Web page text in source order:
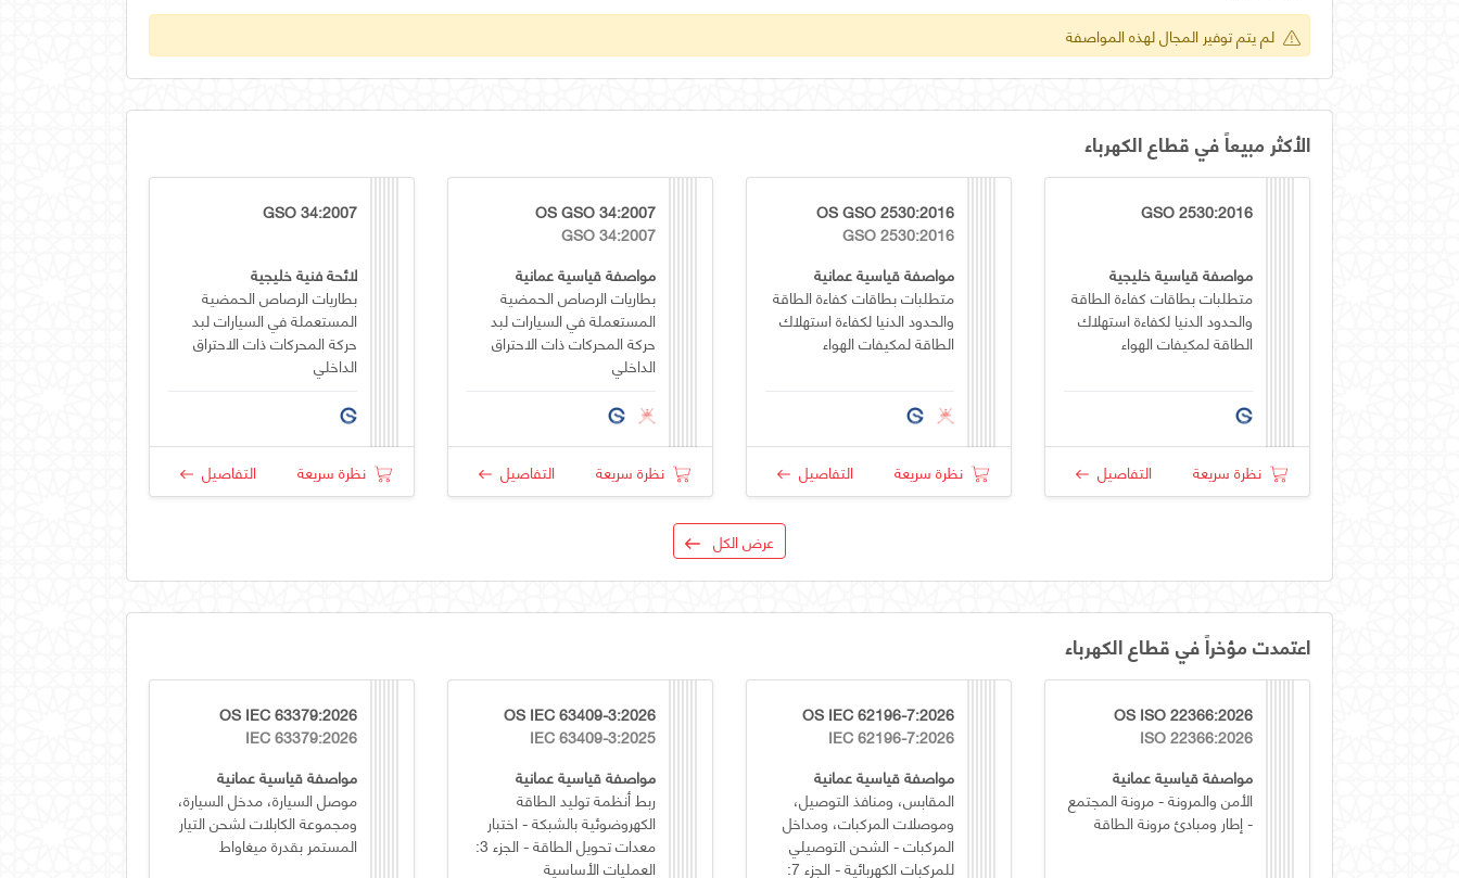
لم يتم توفير المجال لهذه المواصفة
الأكثر مبيعاً في قطاع الكهرباء
GSO 2530:2016
مواصفة قياسية خليجية
متطلبات بطاقات كفاءة الطاقة
والحدود الدنيا لكفاءة استهلاك
الطاقة لمكيفات الهواء
نظرة سريعة التفاصيل
OS GSO 2530:2016
GSO 2530:2016
مواصفة قياسية عمانية
متطلبات بطاقات كفاءة الطاقة
والحدود الدنيا لكفاءة استهلاك
الطاقة لمكيفات الهواء
نظرة سريعة التفاصيل
OS GSO 34:2007
GSO 34:2007
مواصفة قياسية عمانية
بطاريات الرصاص الحمضية
المستعملة في السيارات لبد
حركة المحركات ذات الاحتراق
الداخلي
نظرة سريعة التفاصيل
GSO 34:2007
لائحة فنية خليجية
بطاريات الرصاص الحمضية
المستعملة في السيارات لبد
حركة المحركات ذات الاحتراق
الداخلي
نظرة سريعة التفاصيل
عرض الكل
اعتمدت مؤخراً في قطاع الكهرباء
OS ISO 22366:2026
ISO 22366:2026
مواصفة قياسية عمانية
الأمن والمرونة - مرونة المجتمع
- إطار ومبادئ مرونة الطاقة
OS IEC 62196-7:2026
IEC 62196-7:2026
مواصفة قياسية عمانية
المقابس، ومنافذ التوصيل،
وموصلات المركبات، ومداخل
المركبات - الشحن التوصيلي
للمركبات الكهربائية - الجزء 7:
OS IEC 63409-3:2026
IEC 63409-3:2025
مواصفة قياسية عمانية
ربط أنظمة توليد الطاقة
الكهروضوئية بالشبكة - اختبار
معدات تحويل الطاقة - الجزء 3:
العمليات الأساسية
OS IEC 63379:2026
IEC 63379:2026
مواصفة قياسية عمانية
موصل السيارة، مدخل السيارة،
ومجموعة الكابلات لشحن التيار
المستمر بقدرة ميغاواط